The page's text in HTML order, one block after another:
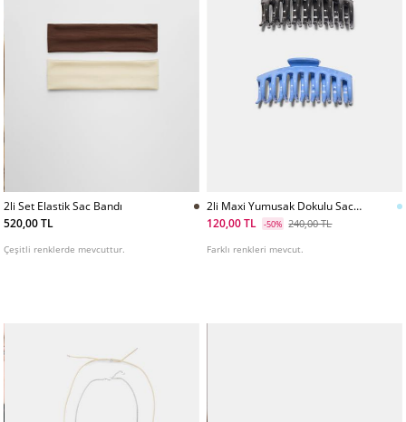
2li Set Elastik Sac Bandı
520,00 TL
Çeşitli renklerde mevcuttur.
2li Maxi Yumusak Dokulu Sac
Tokasi Seti
120,00 TL -50% 240,00 TL
Farklı renkleri mevcut.